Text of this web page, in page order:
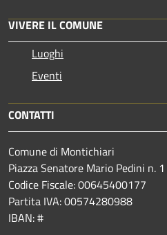
VIVERE IL COMUNE
Luoghi
Eventi
CONTATTI
Comune di Montichiari
Piazza Senatore Mario Pedini n.
Codice Fiscale: 00645400177
Partita IVA: 00574280988
IBAN: #